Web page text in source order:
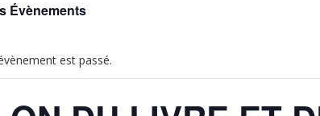
Évènements
est passé.